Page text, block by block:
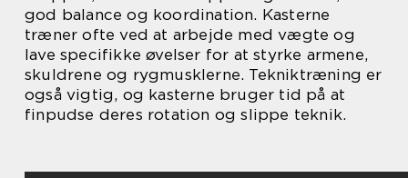
god balance og koordination. Kasterne
træner ofte ved at arbejde med vægte og
lave specifikke øvelser for at styrke armene,
skuldrene og rygmusklerne. Tekniktræning er
også vigtig, og kasterne bruger tid på at
finpudse deres rotation og slippe teknik.